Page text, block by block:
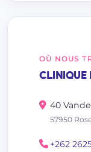
OÙ NOUS
CLINIQUE
40
57950
+262